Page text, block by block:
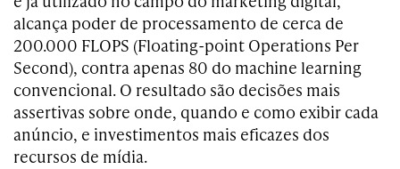
alcança poder de processamento de cerca de
200.000 FLOPS (Floating-point Operations Per
Second), contra apenas 80 do machine learning
convencional. O resultado são decisões mais
assertivas sobre onde, quando e como exibir cada
anúncio, e investimentos mais eficazes dos
recursos de mídia.